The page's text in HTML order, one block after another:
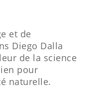
et de
Diego Dalla
de la science
pour
naturelle.